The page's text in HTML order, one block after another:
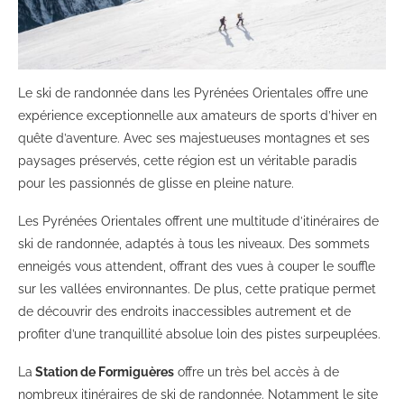
Le ski de randonnée dans les Pyrénées Orientales offre une
expérience exceptionnelle aux amateurs de sports d’hiver en
quête d’aventure. Avec ses majestueuses montagnes et ses
paysages préservés, cette région est un véritable paradis
pour les passionnés de glisse en pleine nature.
Les Pyrénées Orientales offrent une multitude d’itinéraires de
ski de randonnée, adaptés à tous les niveaux. Des sommets
enneigés vous attendent, offrant des vues à couper le souffle
sur les vallées environnantes. De plus, cette pratique permet
de découvrir des endroits inaccessibles autrement et de
profiter d’une tranquillité absolue loin des pistes surpeuplées.
La Station de Formiguères offre un très bel accès à de
nombreux itinéraires de ski de randonnée. Notamment le site